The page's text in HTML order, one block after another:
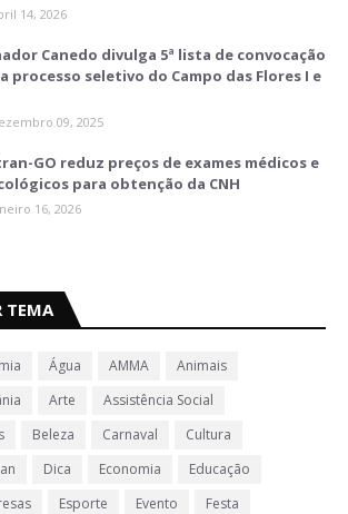
14, 2026
Canedo divulga 5ª lista de convocação
processo seletivo do Campo das Flores I e
09, 2025
GO reduz preços de exames médicos e
para obtenção da CNH
16, 2026
TEMA
Água AMMA
Animais
Arte
Assistência Social
Beleza Carnaval
Cultura
Dica Economia
Educação
Esporte Evento
Festa